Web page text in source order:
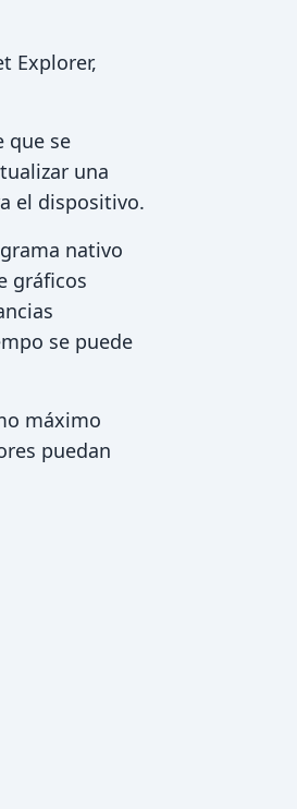
Explorer,
que se
una
el dispositivo.
nativo
gráficos
se puede
máximo
puedan